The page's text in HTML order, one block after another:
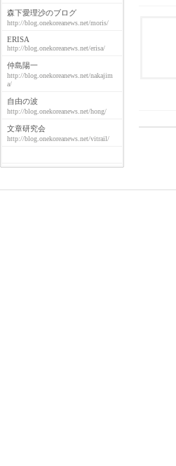
森下愛理沙のブログ
http://blog.onekoreanews.net/moris/
ERISA
http://blog.onekoreanews.net/erisa/
仲島陽一
http://blog.onekoreanews.net/nakajim
a/
自由の波
http://blog.onekoreanews.net/hong/
文章研究会
http://blog.onekoreanews.net/vitrail/